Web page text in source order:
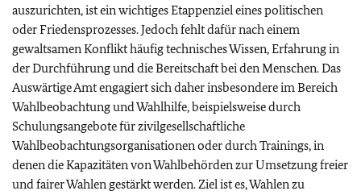
auszurichten, ist ein wichtiges Etappenziel eines politischen
oder Friedensprozesses. Jedoch fehlt dafür nach einem
gewaltsamen Konflikt häufig technisches Wissen, Erfahrung in
der Durchführung und die Bereitschaft bei den Menschen. Das
Auswärtige Amt engagiert sich daher insbesondere im Bereich
Wahlbeobachtung und Wahlhilfe, beispielsweise durch
Schulungsangebote für zivilgesellschaftliche
Wahlbeobachtungsorganisationen oder durch Trainings, in
denen die Kapazitäten von Wahlbehörden zur Umsetzung freier
und fairer Wahlen gestärkt werden. Ziel ist es, Wahlen zu